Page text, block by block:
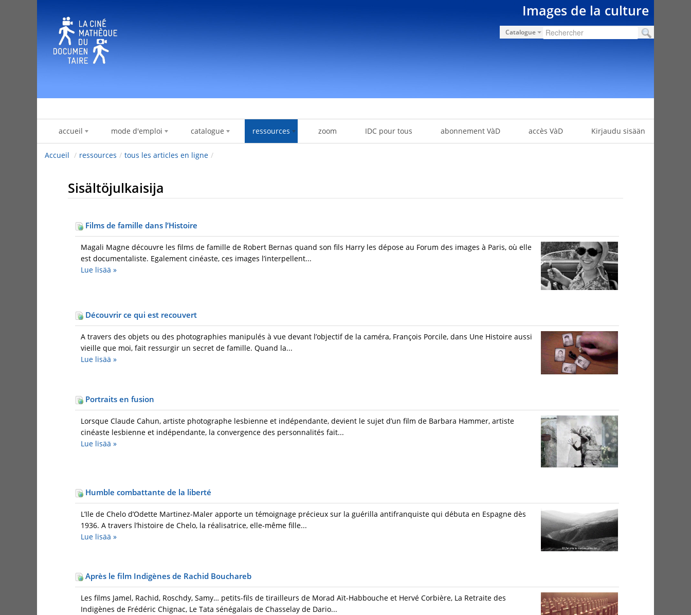
Images de la culture
Catalogue
accueil mode d'emploi catalogue ressources zoom IDC pour tous abonnement VàD accès VàD Kirjaudu sisään
Accueil / ressources / tous les articles en ligne /
Sisältöjulkaisija
Films de famille dans l’Histoire
Magali Magne découvre les films de famille de Robert Bernas quand son fils Harry les dépose au Forum des images à Paris, où elle
est documentaliste. Egalement cinéaste, ces images l’interpellent...
Lue lisää »
Découvrir ce qui est recouvert
A travers des objets ou des photographies manipulés à vue devant l’objectif de la caméra, François Porcile, dans Une Histoire aussi
vieille que moi, fait ressurgir un secret de famille. Quand la...
Lue lisää »
Portraits en fusion
Lorsque Claude Cahun, artiste photographe lesbienne et indépendante, devient le sujet d’un film de Barbara Hammer, artiste
cinéaste lesbienne et indépendante, la convergence des personnalités fait...
Lue lisää »
Humble combattante de la liberté
L’Ile de Chelo d’Odette Martinez-Maler apporte un témoignage précieux sur la guérilla antifranquiste qui débuta en Espagne dès
1936. A travers l’histoire de Chelo, la réalisatrice, elle-même fille...
Lue lisää »
Après le film Indigènes de Rachid Bouchareb
Les films Jamel, Rachid, Roschdy, Samy… petits-fils de tirailleurs de Morad Aït-Habbouche et Hervé Corbière, La Retraite des
Indigènes de Frédéric Chignac, Le Tata sénégalais de Chasselay de Dario...